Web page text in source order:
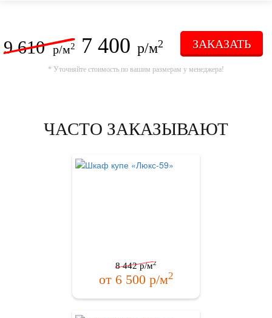
9 610 р/м2 7 400 р/м2 ЗАКАЗАТЬ
* Уточняйте стоимость по вашим размерам у менеджера!
ЧАСТО ЗАКАЗЫВАЮТ
8 442р/м2
от 6 500р/м2